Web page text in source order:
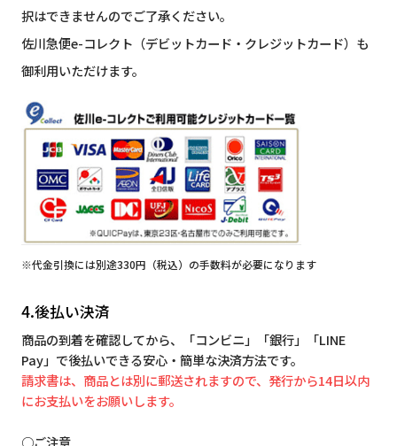
択はできませんのでご了承ください。
佐川急便e-コレクト（デビットカード・クレジットカード）も
御利用いただけます。
※代金引換には別途330円（税込）の手数料が必要になります
4.後払い決済
商品の到着を確認してから、「コンビニ」「銀行」「LINE
Pay」で後払いできる安心・簡単な決済方法です。
請求書は、商品とは別に郵送されますので、発行から14日以内
にお支払いをお願いします。
○ご注意